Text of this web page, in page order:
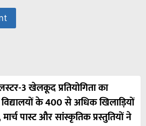
3 खेलकूद प्रतियोगिता का
के 400 से अधिक खिलाड़ियों
पास्ट और सांस्कृतिक प्रस्तुतियों ने